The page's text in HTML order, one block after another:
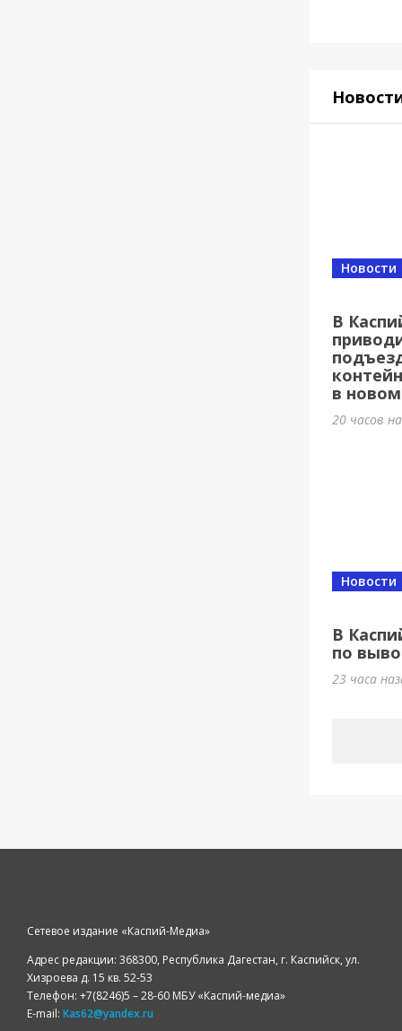
В
в
Новости
20 часов
В
по
Новости
23 часа
Сетевое издание «Каспий-Медиа»
Адрес редакции: 368300, Республика Дагестан, г. Каспийск, ул.
Хизроева д. 15 кв. 52-53
Телефон: +7(8246)5 – 28-60 МБУ «Каспий-медиа»
E-mail: Kas62@yandex.ru